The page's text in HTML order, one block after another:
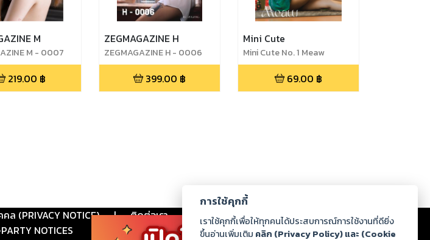
M
M - 0007
219.00 ฿
ZEGMAGAZINE H
ZEGMAGAZINE H - 0006
AMMY
399.00 ฿
Mini Cute
Mini Cute No. 1 Meaw
69.00 ฿
(PRIVACY NOTICE) | ติดต่อเรา ร่วมงานกับเรา ดาวน์โหลด
NOTICES
การใช้คุกกี้
เราใช้คุกกี้เพื่อให้ทุกคนได้ประสบการณ์การใช้งานที่ดียิ่ง
ขึ้นอ่านเพิ่มเติม คลิก (Privacy Policy) และ (Cookie